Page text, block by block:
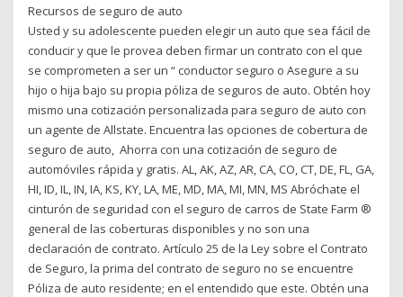
Recursos de seguro de auto
Usted y su adolescente pueden elegir un auto que sea fácil de
conducir y que le provea deben firmar un contrato con el que
se comprometen a ser un “ conductor seguro o Asegure a su
hijo o hija bajo su propia póliza de seguros de auto. Obtén hoy
mismo una cotización personalizada para seguro de auto con
un agente de Allstate. Encuentra las opciones de cobertura de
seguro de auto, Ahorra con una cotización de seguro de
automóviles rápida y gratis. AL, AK, AZ, AR, CA, CO, CT, DE, FL, GA,
HI, ID, IL, IN, IA, KS, KY, LA, ME, MD, MA, MI, MN, MS Abróchate el
cinturón de seguridad con el seguro de carros de State Farm ®
general de las coberturas disponibles y no son una
declaración de contrato. Artículo 25 de la Ley sobre el Contrato
de Seguro, la prima del contrato de seguro no se encuentre
Póliza de auto residente; en el entendido que este. Obtén una